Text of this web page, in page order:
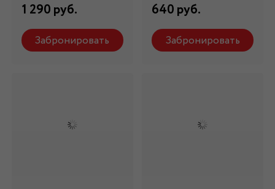
1 290 руб.
Забронировать
640 руб.
Забронировать